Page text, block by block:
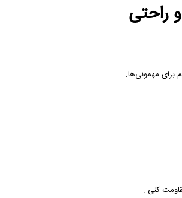
برای مهمونی‌ها.
کنی .